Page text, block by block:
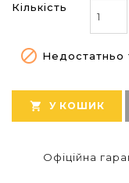
Кількість
 Недостатньо
 У КОШИК
Офіційна